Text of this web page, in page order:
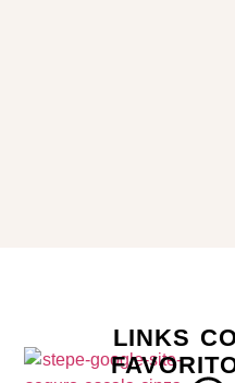
LINKS